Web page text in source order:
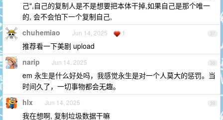
己",自己的复制人是不是想要把本体干掉,如果自己是那个唯一
的, 会不会怕下一个复制自己,
37
chuhemiao Jun 14, 2025 1
推荐看一下美剧 upload
38
narip Jun 14, 2025
em 永生是什么好处吗，我感觉永生是对一个人莫大的惩罚。当
时间久了，一切事物都会无趣。
39
hlx Jun 14, 2025
我在想啊, 复制垃圾数据干嘛